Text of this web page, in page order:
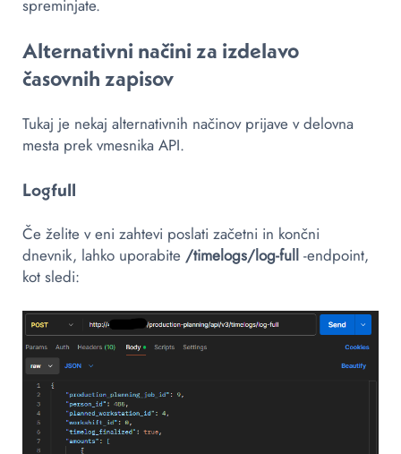
spreminjate.
Alternativni načini za izdelavo
časovnih zapisov
Tukaj je nekaj alternativnih načinov prijave v delovna
mesta prek vmesnika API.
Logfull
Če želite v eni zahtevi poslati začetni in končni
dnevnik, lahko uporabite /timelogs/log-full -endpoint,
kot sledi: